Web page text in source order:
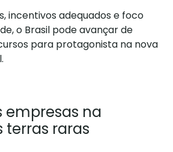
incentivos adequados e foco
o Brasil pode avançar de
para protagonista na nova
empresas na
terras raras